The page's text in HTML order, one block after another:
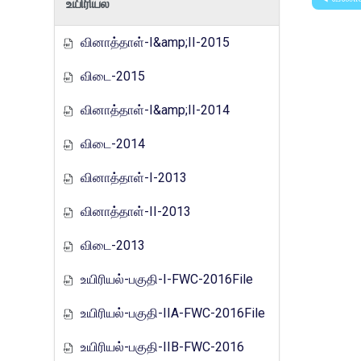
உயிரியல்
வினாத்தாள்-I&amp;II-2015
விடை-2015
வினாத்தாள்-I&amp;II-2014
விடை-2014
வினாத்தாள்-I-2013
வினாத்தாள்-II-2013
விடை-2013
உயிரியல்-பகுதி-I-FWC-2016File
உயிரியல்-பகுதி-IIA-FWC-2016File
உயிரியல்-பகுதி-IIB-FWC-2016